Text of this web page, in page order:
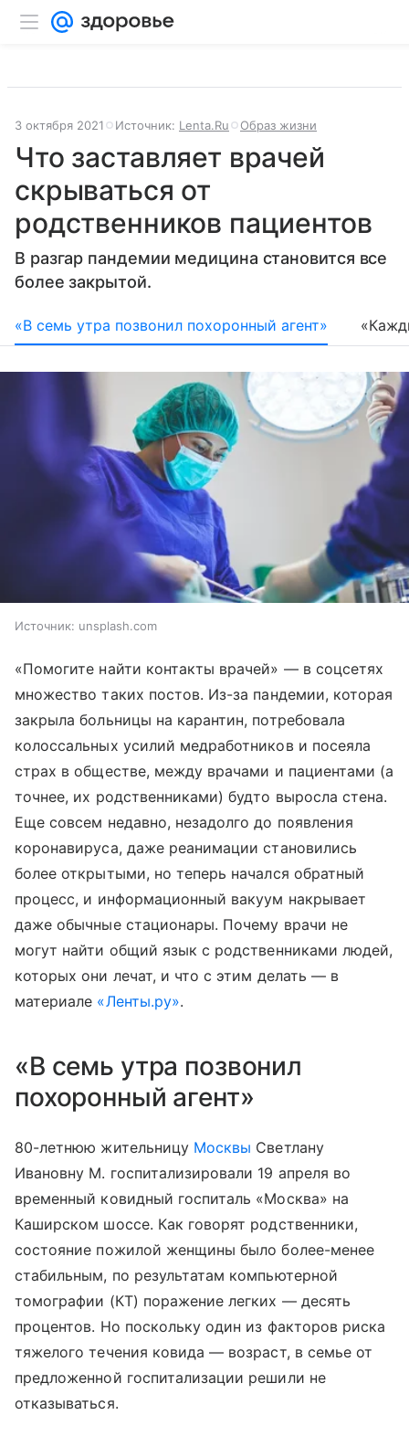
3 октября 2021 Источник: Lenta.Ru Образ жизни
Что заставляет врачей
скрываться от
родственников пациентов
В разгар пандемии медицина становится все
более закрытой.
«В семь утра позвонил похоронный агент»
Источник: unsplash.com
«Помогите найти контакты врачей» — в соцсетях
множество таких постов. Из-за пандемии, которая
закрыла больницы на карантин, потребовала
колоссальных усилий медработников и посеяла
страх в обществе, между врачами и пациентами (а
точнее, их родственниками) будто выросла стена.
Еще совсем недавно, незадолго до появления
коронавируса, даже реанимации становились
более открытыми, но теперь начался обратный
процесс, и информационный вакуум накрывает
даже обычные стационары. Почему врачи не
могут найти общий язык с родственниками людей,
которых они лечат, и что с этим делать — в
материале «Ленты.ру».
«В семь утра позвонил
похоронный агент»
80-летнюю жительницу Москвы Светлану
Ивановну М. госпитализировали 19 апреля во
временный ковидный госпиталь «Москва» на
Каширском шоссе. Как говорят родственники,
состояние пожилой женщины было более-менее
стабильным, по результатам компьютерной
томографии (КТ) поражение легких — десять
процентов. Но поскольку один из факторов риска
тяжелого течения ковида — возраст, в семье от
предложенной госпитализации решили не
отказываться.